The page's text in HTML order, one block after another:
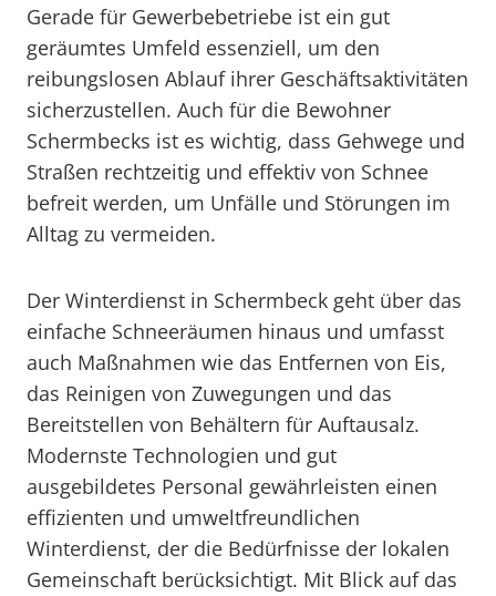
Gerade für Gewerbebetriebe ist ein gut
geräumtes Umfeld essenziell, um den
reibungslosen Ablauf ihrer Geschäftsaktivitäten
sicherzustellen. Auch für die Bewohner
Schermbecks ist es wichtig, dass Gehwege und
Straßen rechtzeitig und effektiv von Schnee
befreit werden, um Unfälle und Störungen im
Alltag zu vermeiden.
Der Winterdienst in Schermbeck geht über das
einfache Schneeräumen hinaus und umfasst
auch Maßnahmen wie das Entfernen von Eis,
das Reinigen von Zuwegungen und das
Bereitstellen von Behältern für Auftausalz.
Modernste Technologien und gut
ausgebildetes Personal gewährleisten einen
effizienten und umweltfreundlichen
Winterdienst, der die Bedürfnisse der lokalen
Gemeinschaft berücksichtigt. Mit Blick auf das